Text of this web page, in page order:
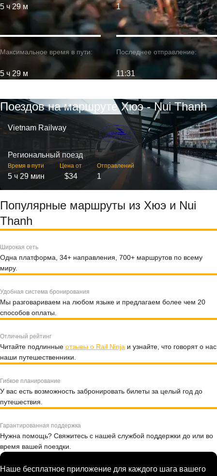
5 ч 29 м
Максимальное время в пути:
5 ч 29 м
1
Последнее отправление:
11:31
Поездов на маршруте Хюэ - Nui Thanh
Vietnam Railway
Региональный поезд
Время в пути
5 ч 29 мин
Цена от
$34
Отправлений
1
Популярные маршруты из Хюэ и Nui
Thanh
Широкая сеть
Одна платформа, 34+ направления, 700+ маршрутов по всему
миру.
Удобная система бронирования
Мы разговариваем на любом языке и предлагаем более чем 20
способов оплаты.
Отличный рейтинг
Читайте подлинные отзывы о Rail Ninja и узнайте, что говорят о нас
наши путешественники.
Гибкое планирование
У вас есть возможность забронировать билеты за целый год до
путешествия.
Гарантированная поддержка
Нужна помощь? Свяжитесь с нашей службой поддержки до или во
время вашей поездки.
Наше бесплатное приложение для каждого шага вашего